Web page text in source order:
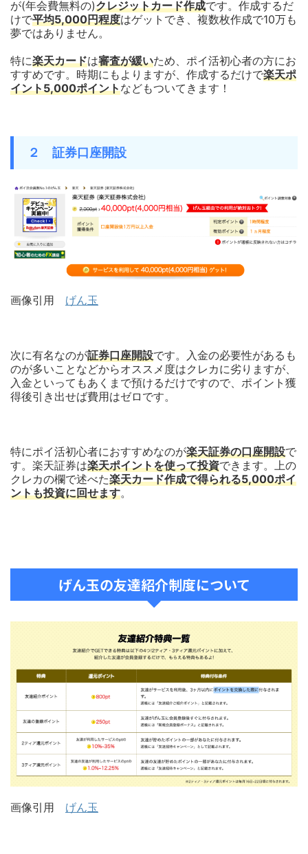
が(年会費無料の)クレジットカード作成です。作成するだ
けで平均5,000円程度はゲットでき、複数枚作成で10万も
夢ではありません。
特に楽天カードは審査が緩いため、ポイ活初心者の方にお
すすめです。時期にもよりますが、作成するだけで楽天ポ
イント5,000ポイントなどもついてきます！
２ 証券口座開設
画像引用 げん玉
次に有名なのが証券口座開設です。入金の必要性があるも
のが多いことなどからオススメ度はクレカに劣りますが、
入金といってもあくまで預けるだけですので、ポイント獲
得後引き出せば費用はゼロです。
特にポイ活初心者におすすめなのが楽天証券の口座開設で
す。楽天証券は楽天ポイントを使って投資できます。上の
クレカの欄で述べた楽天カード作成で得られる5,000ポイ
ントも投資に回せます。
げん玉の友達紹介制度について
画像引用 げん玉